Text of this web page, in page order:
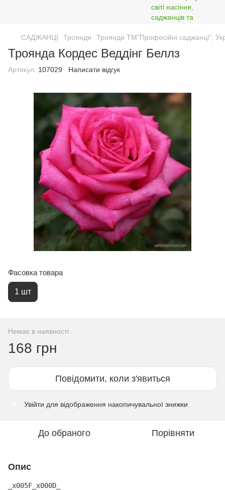
САДЖАНЦІ Троянди Троянди ТМ"Професійні саджанці",
Троянда Кордес Веддінг Беллз
Артикул: 107029 Написати відгук
Фасовка товара
1 шт
Немає в наявності
168 грн
Повідомити, коли з'явиться
Увійти для відображення накопичувальної знижки
До обраного Порівняти
Опис